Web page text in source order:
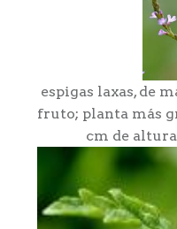
espigas laxas, de
fruto; planta más
cm de